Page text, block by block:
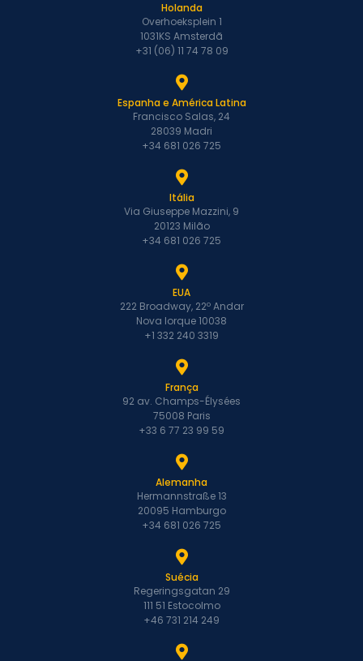
Holanda
Overhoeksplein 1
1031KS Amsterdã
+31 (06) 11 74 78 09
Espanha e América Latina
Francisco Salas, 24
28039 Madri
+34 681 026 725
Itália
Via Giuseppe Mazzini, 9
20123 Milão
+34 681 026 725
EUA
222 Broadway, 22º Andar
Nova Iorque 10038
+1 332 240 3319
França
92 av. Champs-Élysées
75008 Paris
+33 6 77 23 99 59
Alemanha
Hermannstraße 13
20095 Hamburgo
+34 681 026 725
Suécia
Regeringsgatan 29
111 51 Estocolmo
+46 731 214 249